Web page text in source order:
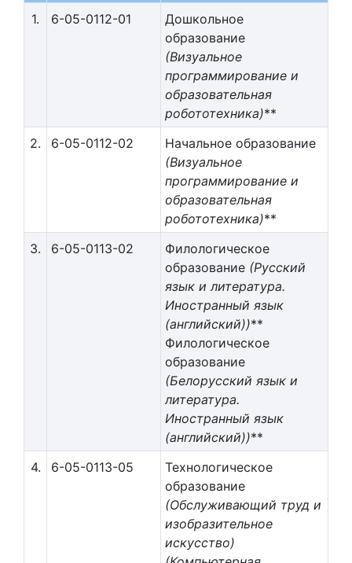
1. 6-05-0112-01
Дошкольное
образование
(Визуальное
программирование и
образовательная
робототехника)**
2.
6-05-0112-02
Начальное образование
(Визуальное
программирование и
образовательная
робототехника)**
3.
6-05-0113-02
Филологическое
образование (Русский
язык и литература.
Иностранный язык
(английский))**
Филологическое
образование
(Белорусский язык и
литература.
Иностранный язык
(английский))**
4.
6-05-0113-05
Технологическое
образование
(Обслуживающий труд и
изобразительное
искусство)